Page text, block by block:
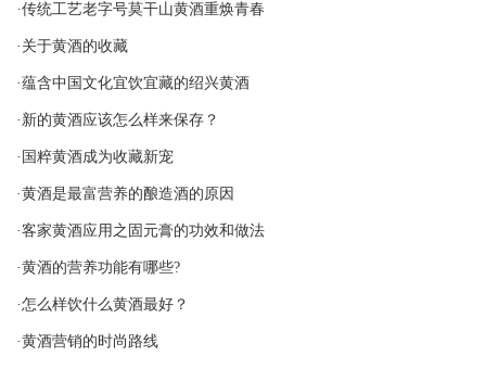
·传统工艺老字号莫干山黄酒重焕青春
·关于黄酒的收藏
·蕴含中国文化宜饮宜藏的绍兴黄酒
·新的黄酒应该怎么样来保存？
·国粹黄酒成为收藏新宠
·黄酒是最富营养的酿造酒的原因
·客家黄酒应用之固元膏的功效和做法
·黄酒的营养功能有哪些?
·怎么样饮什么黄酒最好？
·黄酒营销的时尚路线